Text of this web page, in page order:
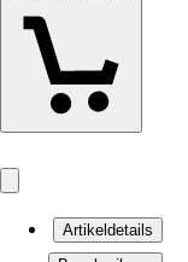
Artikeldetails